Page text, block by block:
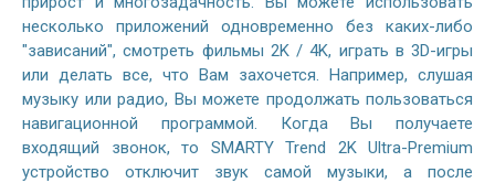
несколько приложений одновременно без каких-либо
"зависаний", смотреть фильмы 2K / 4K, играть в 3D-игры
или делать все, что Вам захочется. Например, слушая
музыку или радио, Вы можете продолжать пользоваться
навигационной программой. Когда Вы получаете
входящий звонок, то SMARTY Trend 2K Ultra-Premium
устройство отключит звук самой музыки, а после